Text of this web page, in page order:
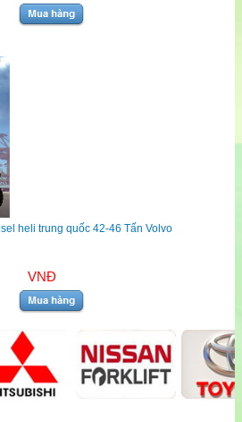
heli trung quốc 42-46 Tấn Volvo
VNĐ